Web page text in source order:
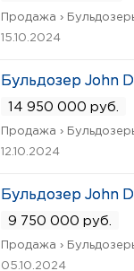
Продажа ›
15.10.2024
Бульдозер John
14 950 000 руб.
Продажа ›
12.10.2024
Бульдозер John
9 750 000 руб.
Продажа ›
05.10.2024